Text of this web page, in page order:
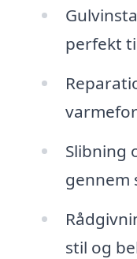
perfekt
Slibning
gennem
stil og